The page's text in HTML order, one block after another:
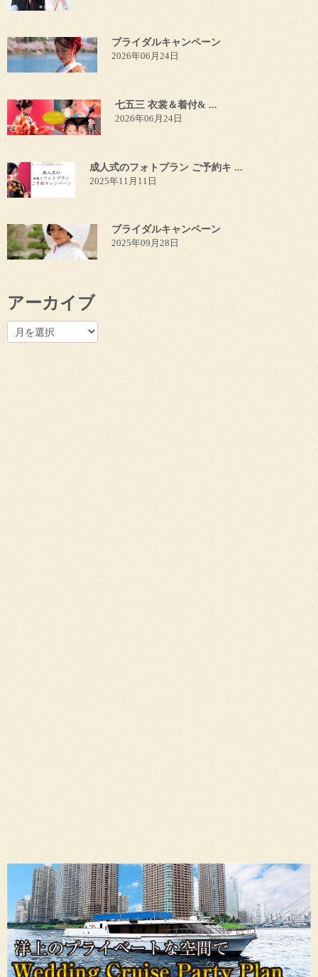
ブライダルキャンペーン
2026年06月24日
七五三 衣裳＆着付& ...
2026年06月24日
成人式のフォトプラン ご予約キ ...
2025年11月11日
ブライダルキャンペーン
2025年09月28日
アーカイブ